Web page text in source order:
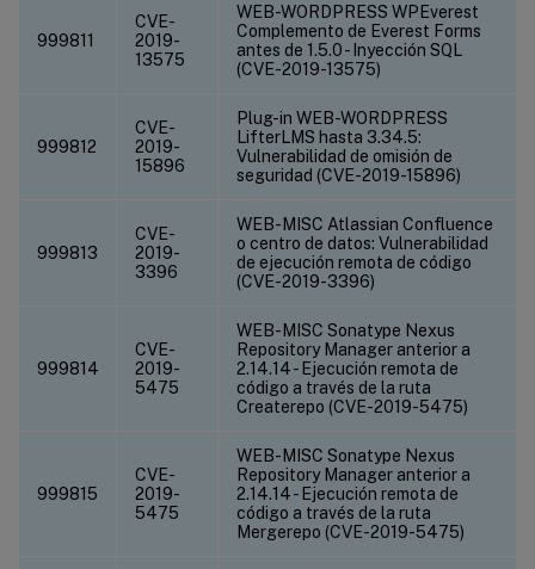
999811
CVE-
2019-
13575
WEB-WORDPRESS WPEverest
Complemento de Everest Forms
antes de 1.5.0 - Inyección SQL
(CVE-2019-13575)
999812
CVE-
2019-
15896
Plug-in WEB-WORDPRESS
LifterLMS hasta 3.34.5:
Vulnerabilidad de omisión de
seguridad (CVE-2019-15896)
999813
CVE-
2019-
3396
WEB-MISC Atlassian Confluence
o centro de datos: Vulnerabilidad
de ejecución remota de código
(CVE-2019-3396)
999814
CVE-
2019-
5475
WEB-MISC Sonatype Nexus
Repository Manager anterior a
2.14.14 - Ejecución remota de
código a través de la ruta
Createrepo (CVE-2019-5475)
999815
CVE-
2019-
5475
WEB-MISC Sonatype Nexus
Repository Manager anterior a
2.14.14 - Ejecución remota de
código a través de la ruta
Mergerepo (CVE-2019-5475)